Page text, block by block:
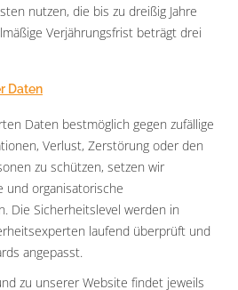
nutzen, die bis zu dreißig Jahre
Verjährungsfrist beträgt drei
Daten
Daten bestmöglich gegen zufällige
Verlust, Zerstörung oder den
zu schützen, setzen wir
organisatorische
Die Sicherheitslevel werden in
laufend überprüft und
angepasst.
zu unserer Website findet jeweils